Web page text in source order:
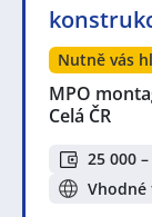
Nutně vás
MPO
Celá ČR
25 000
Vhodné